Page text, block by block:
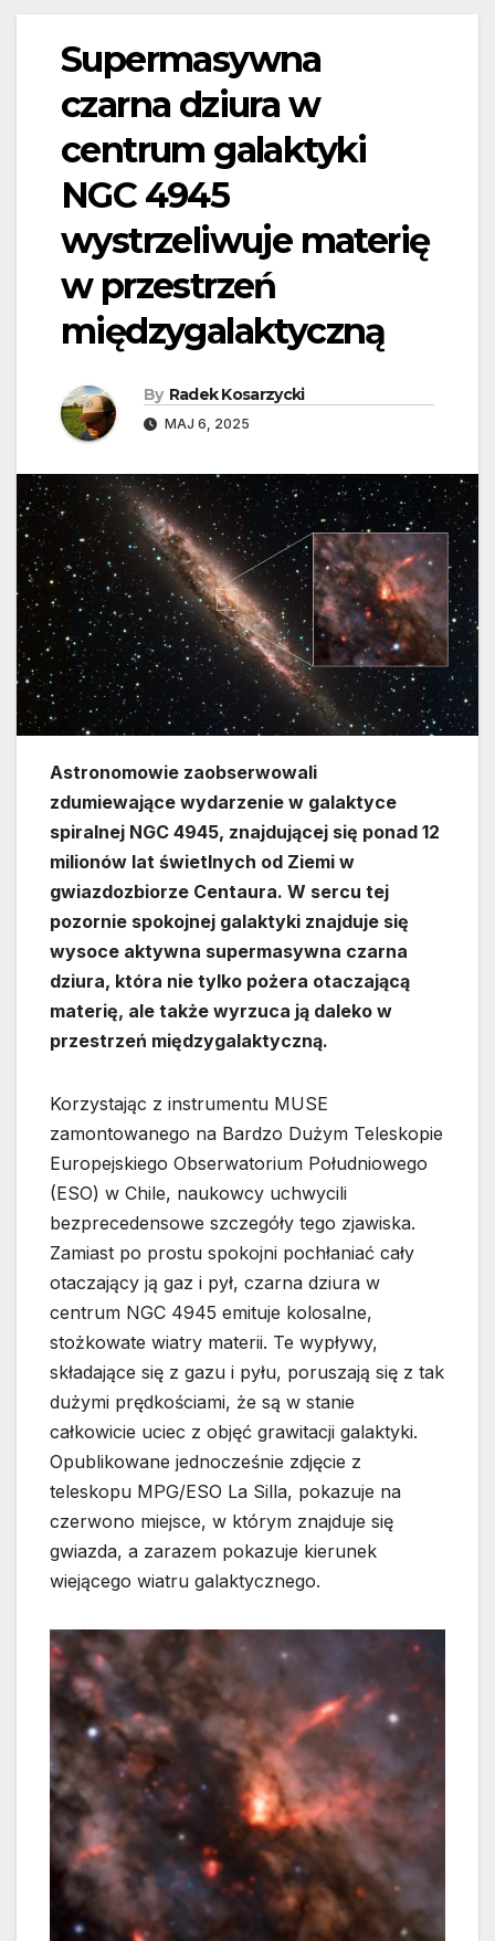
Supermasywna
czarna dziura w
centrum galaktyki
NGC 4945
wystrzeliwuje materię
w przestrzeń
międzygalaktyczną
By Radek Kosarzycki
MAJ 6, 2025
Astronomowie zaobserwowali
zdumiewające wydarzenie w galaktyce
spiralnej NGC 4945, znajdującej się ponad 12
milionów lat świetlnych od Ziemi w
gwiazdozbiorze Centaura. W sercu tej
pozornie spokojnej galaktyki znajduje się
wysoce aktywna supermasywna czarna
dziura, która nie tylko pożera otaczającą
materię, ale także wyrzuca ją daleko w
przestrzeń międzygalaktyczną.
Korzystając z instrumentu MUSE
zamontowanego na Bardzo Dużym Teleskopie
Europejskiego Obserwatorium Południowego
(ESO) w Chile, naukowcy uchwycili
bezprecedensowe szczegóły tego zjawiska.
Zamiast po prostu spokojni pochłaniać cały
otaczający ją gaz i pył, czarna dziura w
centrum NGC 4945 emituje kolosalne,
stożkowate wiatry materii. Te wypływy,
składające się z gazu i pyłu, poruszają się z tak
dużymi prędkościami, że są w stanie
całkowicie uciec z objęć grawitacji galaktyki.
Opublikowane jednocześnie zdjęcie z
teleskopu MPG/ESO La Silla, pokazuje na
czerwono miejsce, w którym znajduje się
gwiazda, a zarazem pokazuje kierunek
wiejącego wiatru galaktycznego.